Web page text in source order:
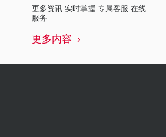
更多资讯 实时掌握 专属客服 在线
服务
更多内容